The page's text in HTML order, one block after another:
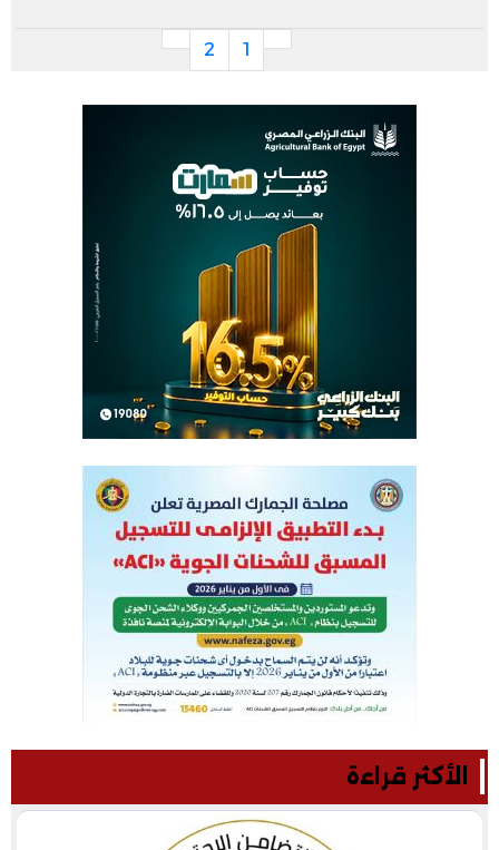
1
2
الأكثر قراءة